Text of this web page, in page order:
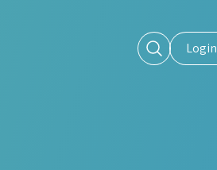
Login